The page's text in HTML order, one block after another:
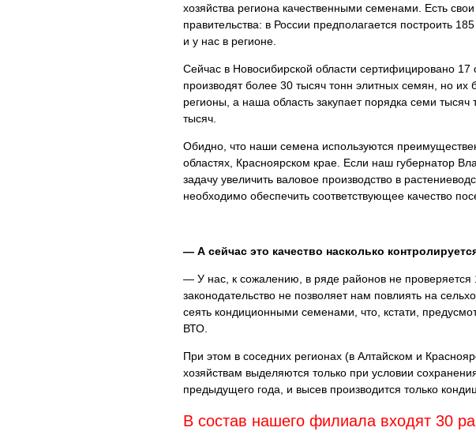
хозяйства региона качественными семенами. Есть
правительства: в России предполагается построить
и у нас в регионе.
Сейчас в Новосибирской области сертифицировано 17
производят более 30 тысяч тонн элитных семян, но их
регионы, а наша область закупает порядка семи
тысяч.
Обидно, что наши семена используются
областях, Красноярском крае. Если наш губернатор
задачу увеличить валовое производство в
необходимо обеспечить соответствующее качество
— А сейчас это качество насколько
— У нас, к сожалению, в ряде районов не проверяется
законодательство не позволяет нам повлиять на
сеять кондиционными семенами, что, кстати,
ВТО.
При этом в соседних регионах (в Алтайском и
хозяйствам выделяются только при условии
предыдущего года, и высев производится только
В состав нашего филиала входят 30